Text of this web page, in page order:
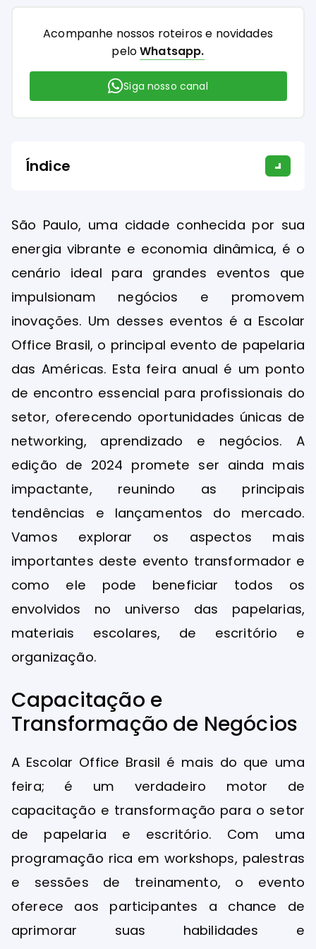
Acompanhe nossos roteiros e novidades
peloWhatsapp.
Siga nosso canal
Índice
São Paulo, uma cidade conhecida por sua
energia vibrante e economia dinâmica, é o
cenário ideal para grandes eventos que
impulsionam negócios e promovem
inovações. Um desses eventos é a Escolar
Office Brasil, o principal evento de papelaria
das Américas. Esta feira anual é um ponto
de encontro essencial para profissionais do
setor, oferecendo oportunidades únicas de
networking, aprendizado e negócios. A
edição de 2024 promete ser ainda mais
impactante, reunindo as principais
tendências e lançamentos do mercado.
Vamos explorar os aspectos mais
importantes deste evento transformador e
como ele pode beneficiar todos os
envolvidos no universo das papelarias,
materiais escolares, de escritório e
organização.
Capacitação e
Transformação de Negócios
A Escolar Office Brasil é mais do que uma
feira; é um verdadeiro motor de
capacitação e transformação para o setor
de papelaria e escritório. Com uma
programação rica em workshops, palestras
e sessões de treinamento, o evento
oferece aos participantes a chance de
aprimorar suas habilidades e